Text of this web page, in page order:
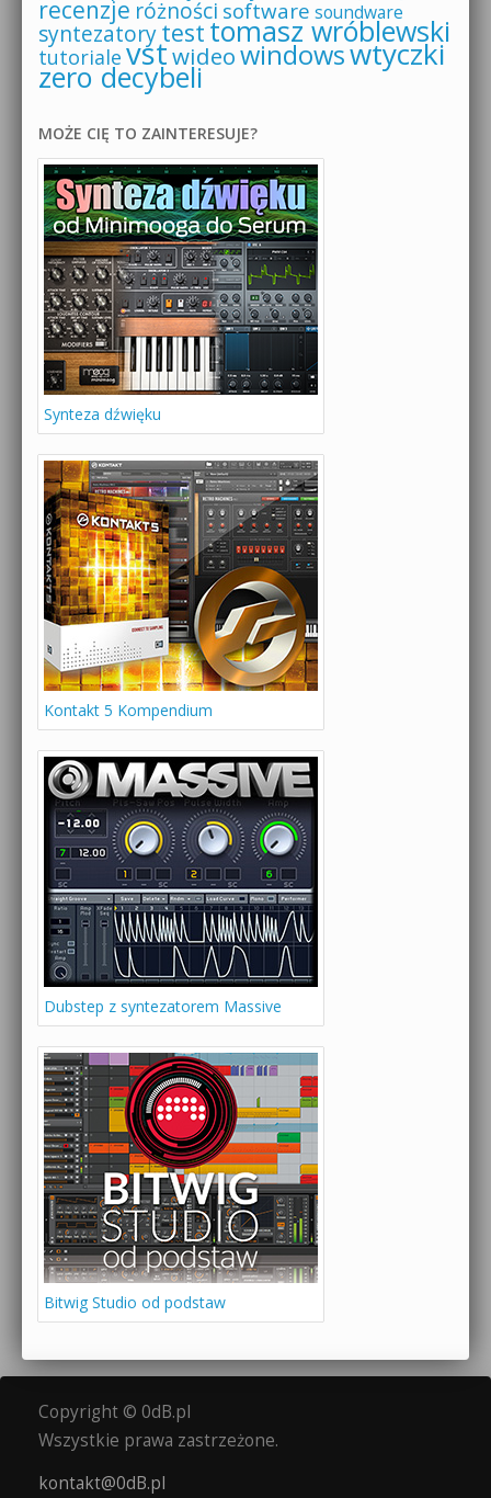
recenzje różności software soundware
syntezatorytesttomasz wróblewski
tutoriale vstwideowindowswtyczki
zero decybeli
MOŻE CIĘ TO ZAINTERESUJE?
Synteza dźwięku
Kontakt 5 Kompendium
Dubstep z syntezatorem Massive
Bitwig Studio od podstaw
Copyright © 0dB.pl
Wszystkie prawa zastrzeżone.
kontakt@0dB.pl